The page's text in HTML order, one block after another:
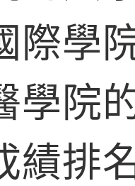
際學
學院
績排